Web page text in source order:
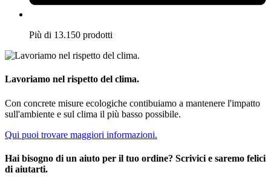
Più di 13.150 prodotti
Lavoriamo nel rispetto del clima.
Con concrete misure ecologiche contibuiamo a mantenere l'impatto
sull'ambiente e sul clima il più basso possibile.
Qui puoi trovare maggiori informazioni.
Hai bisogno di un aiuto per il tuo ordine? Scrivici e saremo felici
di aiutarti.